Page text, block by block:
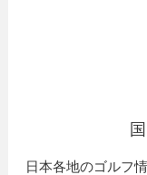
日本各地のゴルフ